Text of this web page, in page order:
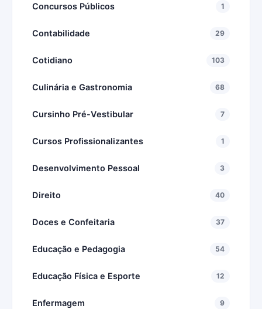
Concursos Públicos 1
Contabilidade 29
Cotidiano 103
Culinária e Gastronomia 68
Cursinho Pré-Vestibular 7
Cursos Profissionalizantes 1
Desenvolvimento Pessoal 3
Direito 40
Doces e Confeitaria 37
Educação e Pedagogia 54
Educação Física e Esporte 12
Enfermagem 9